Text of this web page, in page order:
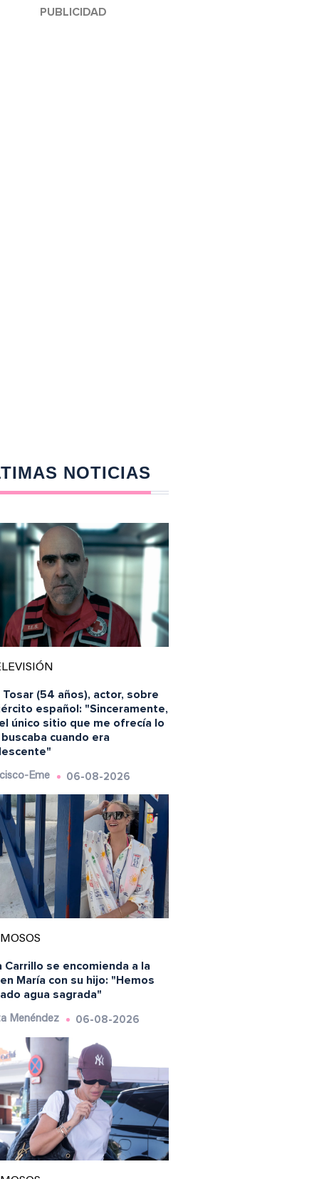
NOTICIAS
Tosar (54 años), actor, sobre
español: "Sinceramente,
único sitio que me ofrecía lo
cuando era
Eme 06-08-2026
Carrillo se encomienda a la
María con su hijo: "Hemos
agua sagrada"
Menéndez 06-08-2026